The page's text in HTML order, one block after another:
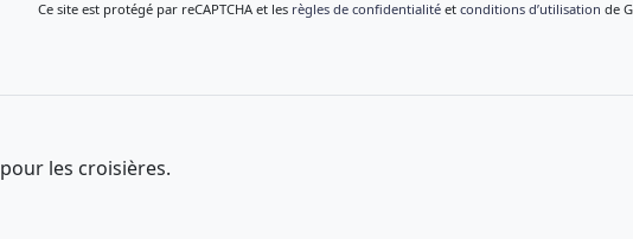
Ce site est protégé par reCAPTCHA et les règles de confidentialité et conditions d’utilisation de
pour les croisières.